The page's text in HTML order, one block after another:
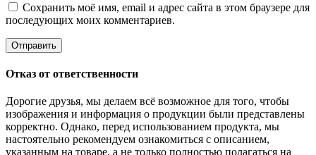
Сохранить моё имя, email и адрес сайта в этом браузере для
последующих моих комментариев.
Отказ от ответственности
Дорогие друзья, мы делаем всё возможное для того, чтобы
изображения и информация о продукции были представлены
корректно. Однако, перед использованием продукта, мы
настоятельно рекомендуем ознакомиться с описанием,
указанным на товаре, а не только полностью полагаться на